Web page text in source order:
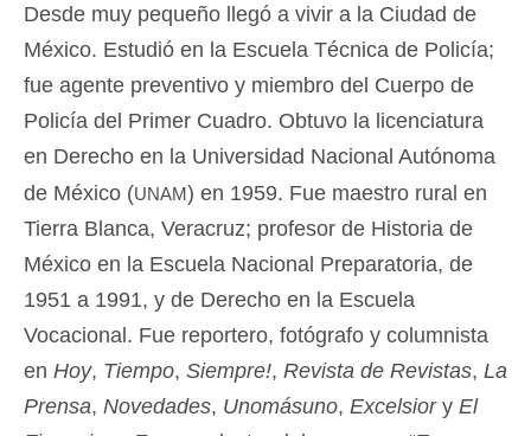
Desde muy pequeño llegó a vivir a la Ciudad de
México. Estudió en la Escuela Técnica de Policía;
fue agente preventivo y miembro del Cuerpo de
Policía del Primer Cuadro. Obtuvo la licenciatura
en Derecho en la Universidad Nacional Autónoma
de México (unam) en 1959. Fue maestro rural en
Tierra Blanca, Veracruz; profesor de Historia de
México en la Escuela Nacional Preparatoria, de
1951 a 1991, y de Derecho en la Escuela
Vocacional. Fue reportero, fotógrafo y columnista
en Hoy, Tiempo, Siempre!, Revista de Revistas, La
Prensa, Novedades, Unomásuno, Excelsiory El